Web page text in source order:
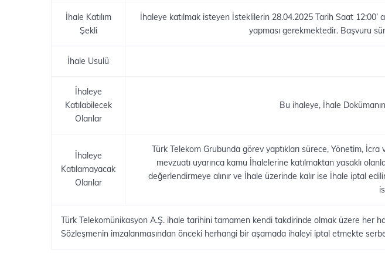
İhale Katılım
Şekli
İhaleye katılmak isteyen İsteklilerin 28.04.2025 Tarih Saat
yapması gerekmektedir. Başvuru
İhale Usulü
İhaleye
Katılabilecek
Olanlar
Bu ihaleye, İhale
İhaleye
Katılamayacak
Olanlar
Türk Telekom Grubunda görev yaptıkları sürece, Yönetim,
mevzuatı uyarınca kamu İhalelerine katılmaktan yasaklı
değerlendirmeye alınır ve İhale üzerinde kalır ise İhale iptal
Türk Telekomünikasyon A.Ş. ihale tarihini tamamen kendi takdirinde olmak üzere her
Sözleşmenin imzalanmasından önceki herhangi bir aşamada ihaleyi iptal etmekte